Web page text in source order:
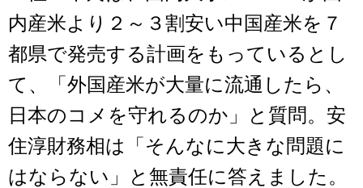
内産米より２～３割安い中国産米を７
都県で発売する計画をもっているとし
て、「外国産米が大量に流通したら、
日本のコメを守れるのか」と質問。安
住淳財務相は「そんなに大きな問題に
はならない」と無責任に答えました。